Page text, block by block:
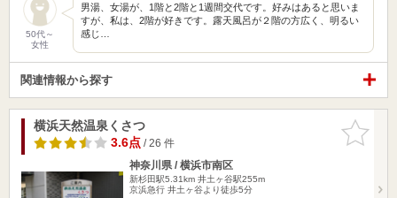
50代～
女性
男湯、女湯が、1階と2階と1週間交代です。好みはあると思いま
すが、私は、2階が好きです。露天風呂が２階の方広く、明るい
感じ…
関連情報から探す
お気に入
りに追加
横浜天然温泉くさつ
3.6点/ 26 件
神奈川県 / 横浜市南区
新杉田駅5.31km 井土ヶ谷駅255m
京浜急行 井土ヶ谷より徒歩5分